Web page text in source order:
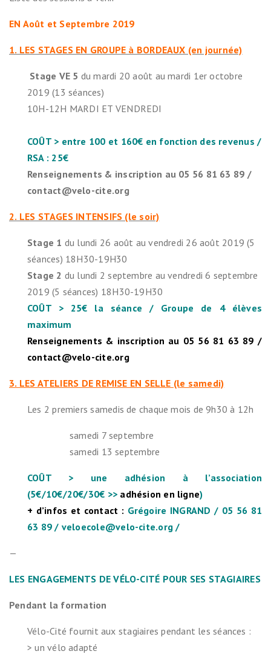
EN Août et Septembre 2019
1. LES STAGES EN GROUPE à BORDEAUX (en journée)
Stage VE 5 du mardi 20 août au mardi 1er octobre
2019 (13 séances)
10H-12H MARDI ET VENDREDI
COÛT > entre 100 et 160€ en fonction des revenus /
RSA : 25€
Renseignements & inscription au 05 56 81 63 89 /
contact@velo-cite.org
2. LES STAGES INTENSIFS (le soir)
Stage 1 du lundi 26 août au vendredi 26 août 2019 (5
séances) 18H30-19H30
Stage 2 du lundi 2 septembre au vendredi 6 septembre
2019 (5 séances) 18H30-19H30
COÛT > 25€ la séance / Groupe de 4 élèves
maximum
Renseignements & inscription au 05 56 81 63 89 /
contact@velo-cite.org
3. LES ATELIERS DE REMISE EN SELLE (le samedi)
Les 2 premiers samedis de chaque mois de 9h30 à 12h
samedi 7 septembre
samedi 13 septembre
COÛT > une adhésion à l’association
(5€/10€/20€/30€ >> adhésion en ligne)
+ d’infos et contact : Grégoire INGRAND / 05 56 81
63 89 / veloecole@velo-cite.org /
—
LES ENGAGEMENTS DE VÉLO-CITÉ POUR SES STAGIAIRES
Pendant la formation
Vélo-Cité fournit aux stagiaires pendant les séances :
> un vélo adapté